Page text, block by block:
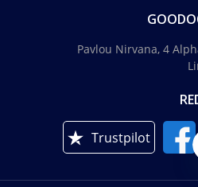
Pavlou Nirvana, 4
Trustpilot